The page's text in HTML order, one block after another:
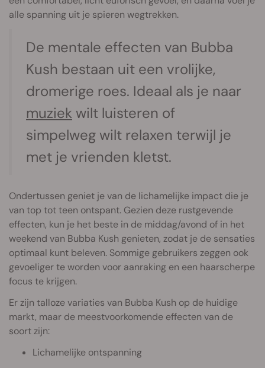
alle spanning uit je spieren wegtrekken.
De mentale effecten van Bubba
Kush bestaan uit een vrolijke,
dromerige roes. Ideaal als je naar
muziek wilt luisteren of
simpelweg wilt relaxen terwijl je
met je vrienden kletst.
Ondertussen geniet je van de lichamelijke impact die je
van top tot teen ontspant. Gezien deze rustgevende
effecten, kun je het beste in de middag/avond of in het
weekend van Bubba Kush genieten, zodat je de sensaties
optimaal kunt beleven. Sommige gebruikers zeggen ook
gevoeliger te worden voor aanraking en een haarscherpe
focus te krijgen.
Er zijn talloze variaties van Bubba Kush op de huidige
markt, maar de meestvoorkomende effecten van de
soort zijn:
Lichamelijke ontspanning